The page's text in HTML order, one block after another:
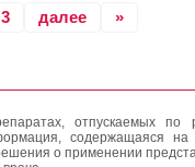
3 далее »
отпускаемых по
содержащаяся
о применении